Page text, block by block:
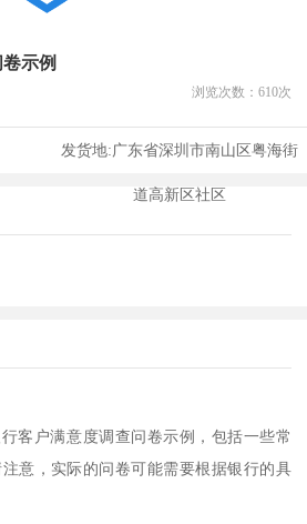
示例
浏览次数： 610次
发货地:广东省深圳市南山区粤海街
道高新区社区
客户满意度调查问卷示例，包括一些常
意，实际的问卷可能需要根据银行的具